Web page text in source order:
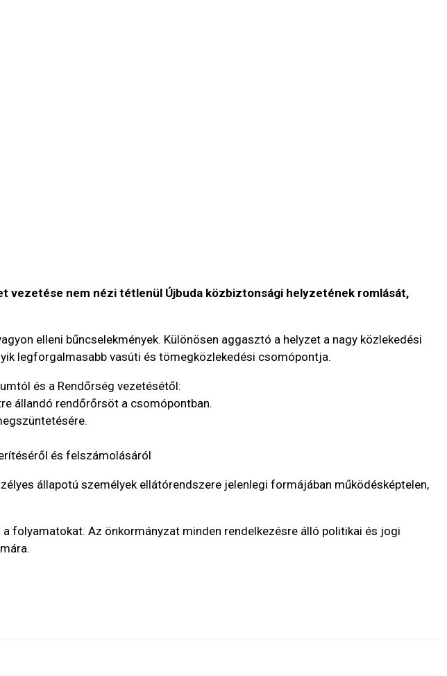
nem nézi tétlenül Újbuda közbiztonsági helyzetének romlását,
elleni bűncselekmények. Különösen aggasztó a helyzet a nagy közlekedési
legforgalmasabb vasúti és tömegközlekedési csomópontja.
és a Rendőrség vezetésétől:
állandó rendőrőrsöt a csomópontban.
és felszámolásáról
állapotú személyek ellátórendszere jelenlegi formájában működésképtelen,
folyamatokat. Az önkormányzat minden rendelkezésre álló politikai és jogi